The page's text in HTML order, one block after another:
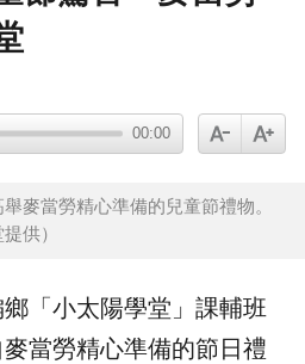
00:00
麥當勞精心準備的兒童節禮物。
供）
鄉 「 小太陽學堂 」課輔班
麥當勞精心準備的節日禮